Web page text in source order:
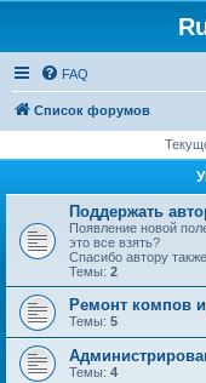
FAQ
Список форумов
Поддержать
Появление новой
это все взять?
Спасибо автору
Темы: 2
Ремонт компов
Темы: 5
Темы: 4